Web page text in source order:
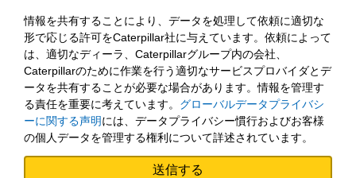
情報を共有することにより、データを処理して依頼に適切な
形で応じる許可をCaterpillar社に与えています。依頼によって
は、適切なディーラ、Caterpillarグループ内の会社、
Caterpillarのために作業を行う適切なサービスプロバイダとデ
ータを共有することが必要な場合があります。情報を管理す
る責任を重要に考えています。 グローバルデータプライバシ
ーに関する声明には、データプライバシー慣行およびお客様
の個人データを管理する権利について詳述されています。